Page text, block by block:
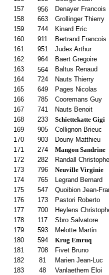
157
956
Denayer Francois
158
663
Grollinger Thierry
159
744
Kinard Eric
160
911
Bertrand Francois
161
951
Judex Arthur
162
964
Baert Gregoire
163
564
Baltus Renaud
164
724
Nauts Thierry
165
649
Pages Nicolas
166
785
Cooremans Guy
167
741
Nauts Benoit
168
233
Schiettekatte Gigi
169
905
Collignon Brieuc
170
903
Douny Matthieu
171
274
Mangon Sandrine
172
282
Randall
173
796
Neuville Virginie
174
765
Legrand Bernard
175
547
Quoibion Jean-
176
173
Pastori Roberto
177
700
Heylens
178
117
Sbro Salvatore
179
593
Melotte Martin
180
594
Krug Emruq
181
708
Fivet Bruno
182
81
Marien Jean-Luc
183
48
Vanlaethem Eloi